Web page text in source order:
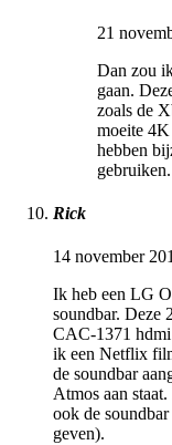
21
Dan zou
gaan.
zoals de
moeite
hebben
gebruiken.
Rick
14 november
Ik heb een LG
soundbar. Deze
CAC-1371
ik een Netflix
de soundbar
Atmos aan
ook de
geven).